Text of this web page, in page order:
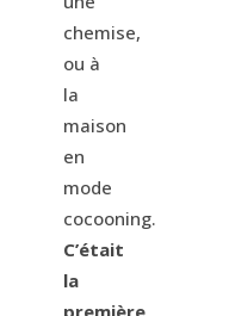
chemise,
ou à
la
maison
en
mode
cocooning.
C’était
la